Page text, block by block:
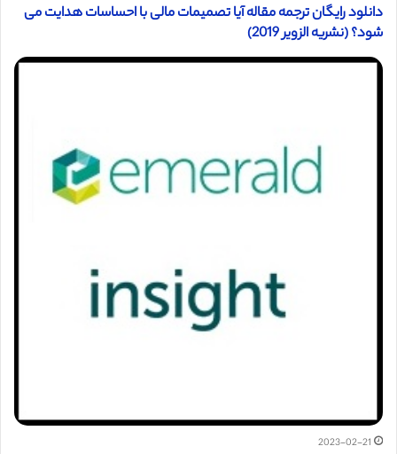
دانلود رایگان ترجمه مقاله آیا تصمیمات مالی با احساسات هدایت می
شود؟ (نشریه الزویر 2019)
2023-02-21